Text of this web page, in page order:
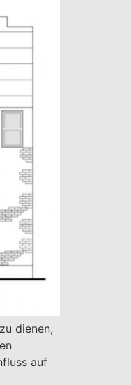
dienen,
auf